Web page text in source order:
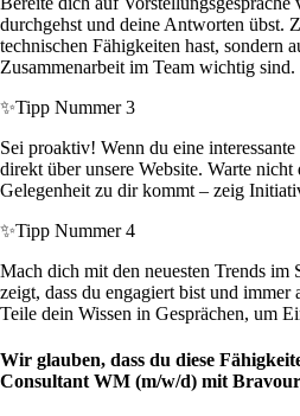
durchgehst und deine Antworten übst.
technischen Fähigkeiten hast, sondern
Zusammenarbeit im Team wichtig sind.
✨Tipp Nummer 3
Sei proaktiv! Wenn du eine
direkt über unsere Website. Warte nicht
Gelegenheit zu dir kommt – zeig
✨Tipp Nummer 4
Mach dich mit den neuesten Trends im
zeigt, dass du engagiert bist und immer
Teile dein Wissen in Gesprächen, um
Wir glauben, dass du diese
Consultant WM (m/w/d) mit Bravour